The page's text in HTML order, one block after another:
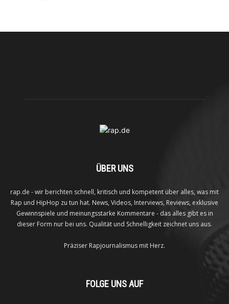
ÜBER UNS
rap.de - wir berichten schnell, kritisch und kompetent über alles, was mit
Rap und HipHop zu tun hat. News, Videos, Interviews, Reviews, exklusive
Gewinnspiele und meinungsstarke Kommentare - das alles gibt es in
dieser Form nur bei uns. Qualität und Schnelligkeit zeichnet uns aus.
Präziser Rapjournalismus mit Herz.
FOLGE UNS AUF